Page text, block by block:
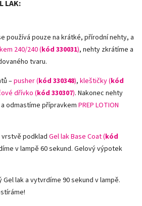
LAK:
používá pouze na krátké, přírodní nehty, a
240/240 (kód 330031), nehty zkrátíme a
tvaru.
–pusher (kód 330348), kleštičky (kód
dřívko (kód 330307). Nakonec nehty
odmastíme přípravkem PREP LOTION
vrstvě podkladGel lak Base Coat (kód
v lampě 60 sekund. Gelový výpotek
Gel lak a vytvrdíme 90 sekund v lampě.